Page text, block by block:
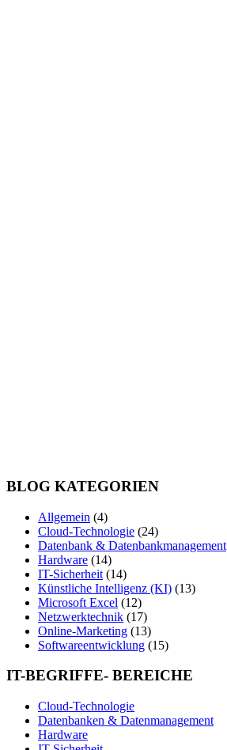
BLOG KATEGORIEN
Allgemein (4)
Cloud-Technologie (24)
Datenbank & Datenbankmanagement
Hardware (14)
IT-Sicherheit (14)
Künstliche Intelligenz (KI) (13)
Microsoft Excel (12)
Netzwerktechnik (17)
Online-Marketing (13)
Softwareentwicklung (15)
IT-BEGRIFFE- BEREICHE
Cloud-Technologie
Datenbanken & Datenmanagement
Hardware